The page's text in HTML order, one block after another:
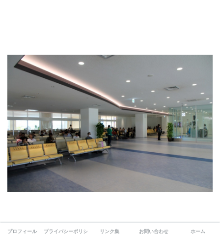
プロフィール プライバシーポリシー リンク集 お問い合わせ ホーム